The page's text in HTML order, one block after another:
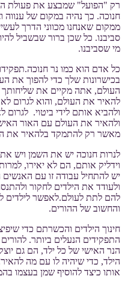
רק "הפועל" שמבצע את פעולת
חנוכה. כך נהיה במקום של ענווה
ממקום שאנחנו מכווני הדרך
סביבנו. כל שכן ברור שבשביל
מי שסביבנו.
כל אדם הוא כמו נר
בכישרונות שלך כדי להפוך את
העולם, אתה מקיים את
להאיר את העולם, והוא לגרום
ולהביא אותם לידי ביטוי.
ולהאיר את העולם עם האור
מאשר רק להתמקד בלהאיר את
לנרות חנוכה יש את השמן ויש
וידליק אותם, הם לא יאירו,
יש להתחיל עבודה זו עם האנשים
ולעודד את הילדים לחקור
להם לתת לעולם.לאפשר לילדים
והחשוב של ההורים.
חינוך הילדים והכשרתם כדי
התפקידים הנעלים ביותר.
הנר האישי של כל ילד, הם גם
הילד, כדי שיהיה לו עם מה
אותו כיצד להוסיף שמן בעצמו